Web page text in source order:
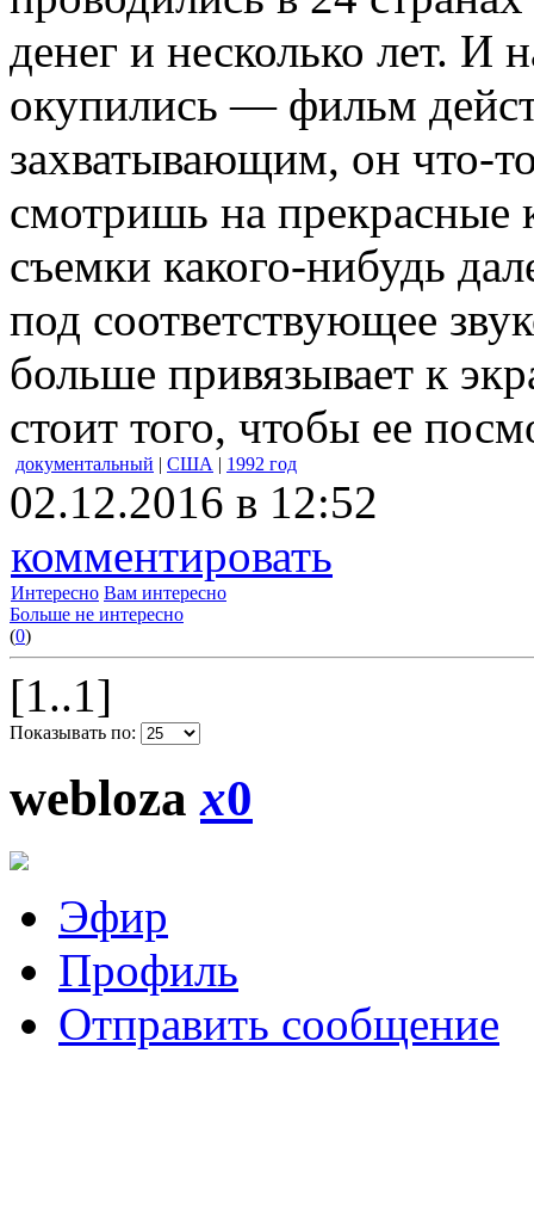
денег и несколько лет. И
окупились — фильм
захватывающим, он что-
смотришь на
съемки какого-нибудь
под соответствующее
больше привязывает к
стоит того, чтобы ее
документальный | США | 1992 год
02.12.2016 в 12:52
комментировать
Интересно Вам интересно
Больше не интересно
(0)
[1..1]
Показывать по:
weblozax0
Эфир
Профиль
Отправить сообщение